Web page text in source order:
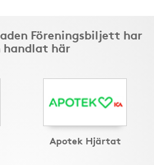
Föreningsbiljett har
handlat här
Apotek Hjärtat